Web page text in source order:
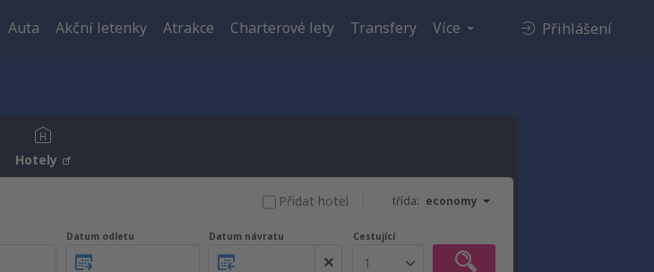
Auta Akční letenky Atrakce Charterové lety Transfery Více Přihlášení
Hotely
třída: economy
Přidat hotel
Datum odletu Datum návratu Cestující
1